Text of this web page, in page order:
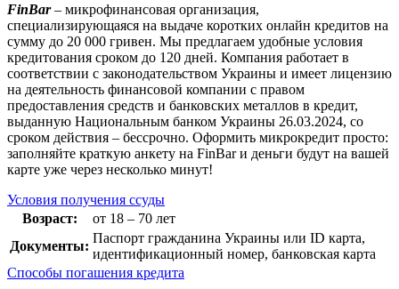
FinBar– микрофинансовая организация,
специализирующаяся на выдаче коротких онлайн кредитов на
сумму до 20 000 гривен. Мы предлагаем удобные условия
кредитования сроком до 120 дней. Компания работает в
соответствии с законодательством Украины и имеет лицензию
на деятельность финансовой компании с правом
предоставления средств и банковских металлов в кредит,
выданную Национальным банком Украины 26.03.2024, со
сроком действия – бессрочно. Оформить микрокредит просто:
заполняйте краткую анкету на FinBar и деньги будут на вашей
карте уже через несколько минут!
Условия получения ссуды
Возраст:
от 18 – 70 лет
Документы:
Паспорт гражданина Украины или ID карта,
идентификационный номер, банковская карта
Способы погашения кредита